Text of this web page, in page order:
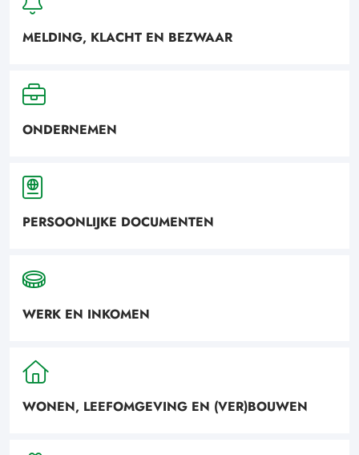
MELDING, KLACHT EN BEZWAAR
ONDERNEMEN
PERSOONLIJKE DOCUMENTEN
WERK EN INKOMEN
WONEN, LEEFOMGEVING EN (VER)BOUWEN